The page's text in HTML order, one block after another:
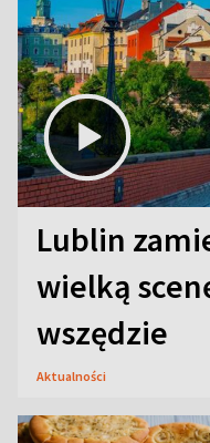
Lublin
wielką
wszędzie
Aktualności